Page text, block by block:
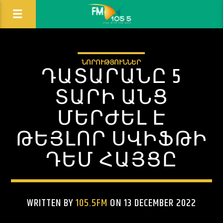
ՆՈՐՈՒԹՅՈՒՆՆԵՐ
ԴԱՏԱՐԱՆԸ 5
ՏԱՐԻ ԱՆՑ
ՄԵՐԺԵԼ Է
ԹԵՅԼՈՐ ՍՎԻՖԹԻ
ԴԵՄ ՀԱՅՑԸ
WRITTEN BY105.5FM ON 13 DECEMBER 2022